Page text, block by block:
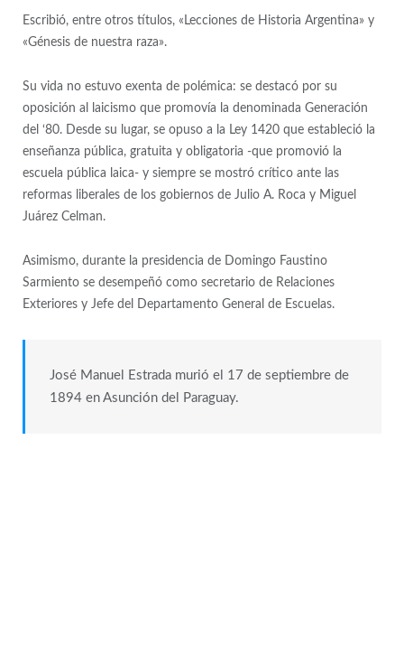
Escribió, entre otros títulos, «Lecciones de Historia Argentina» y
«Génesis de nuestra raza».
Su vida no estuvo exenta de polémica: se destacó por su
oposición al laicismo que promovía la denominada Generación
del ‘80. Desde su lugar, se opuso a la Ley 1420 que estableció la
enseñanza pública, gratuita y obligatoria -que promovió la
escuela pública laica- y siempre se mostró crítico ante las
reformas liberales de los gobiernos de Julio A. Roca y Miguel
Juárez Celman.
Asimismo, durante la presidencia de Domingo Faustino
Sarmiento se desempeñó como secretario de Relaciones
Exteriores y Jefe del Departamento General de Escuelas.
José Manuel Estrada murió el 17 de septiembre de
1894 en Asunción del Paraguay.